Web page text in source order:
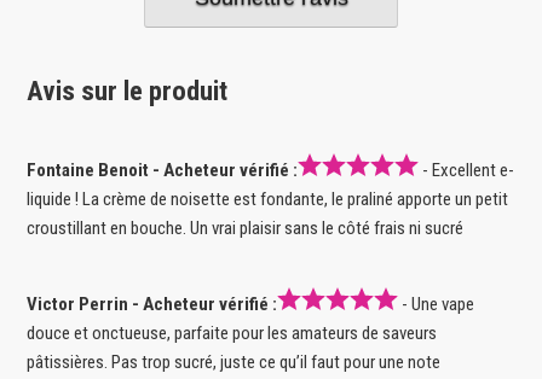
Avis sur le produit
Fontaine Benoit - Acheteur vérifié :
- Excellent e-
liquide ! La crème de noisette est fondante, le praliné apporte un petit
croustillant en bouche. Un vrai plaisir sans le côté frais ni sucré
Victor Perrin - Acheteur vérifié :
- Une vape
douce et onctueuse, parfaite pour les amateurs de saveurs
pâtissières. Pas trop sucré, juste ce qu’il faut pour une note